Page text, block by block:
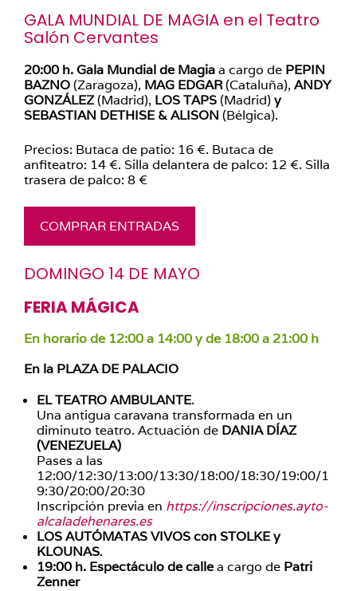
GALA MUNDIAL DE MAGIA en el Teatro
Salón Cervantes
20:00 h. Gala Mundial de Magiaa cargo de PEPIN
BAZNO(Zaragoza), MAG EDGAR(Cataluña), ANDY
GONZÁLEZ(Madrid), LOS TAPS(Madrid)y
SEBASTIAN DETHISE & ALISON (Bélgica).
Precios: Butaca de patio: 16 €. Butaca de
anfiteatro: 14 €. Silla delantera de palco: 12 €. Silla
trasera de palco: 8 €
COMPRAR ENTRADAS
DOMINGO 14 DE MAYO
FERIA MÁGICA
En horario de 12:00 a 14:00 y de 18:00 a 21:00 h
En la PLAZA DE PALACIO
EL TEATRO AMBULANTE.
Una antigua caravana transformada en un
diminuto teatro. Actuación de DANIA DÍAZ
(VENEZUELA)
Pases a las
12:00/12:30/13:00/13:30/18:00/18:30/19:00/1
9:30/20:00/20:30
Inscripción previa en https://inscripciones.ayto-
alcaladehenares.es
LOS AUTÓMATAS VIVOS con STOLKE y
KLOUNAS.
19:00 h. Espectáculo de callea cargo de Patri
Zenner